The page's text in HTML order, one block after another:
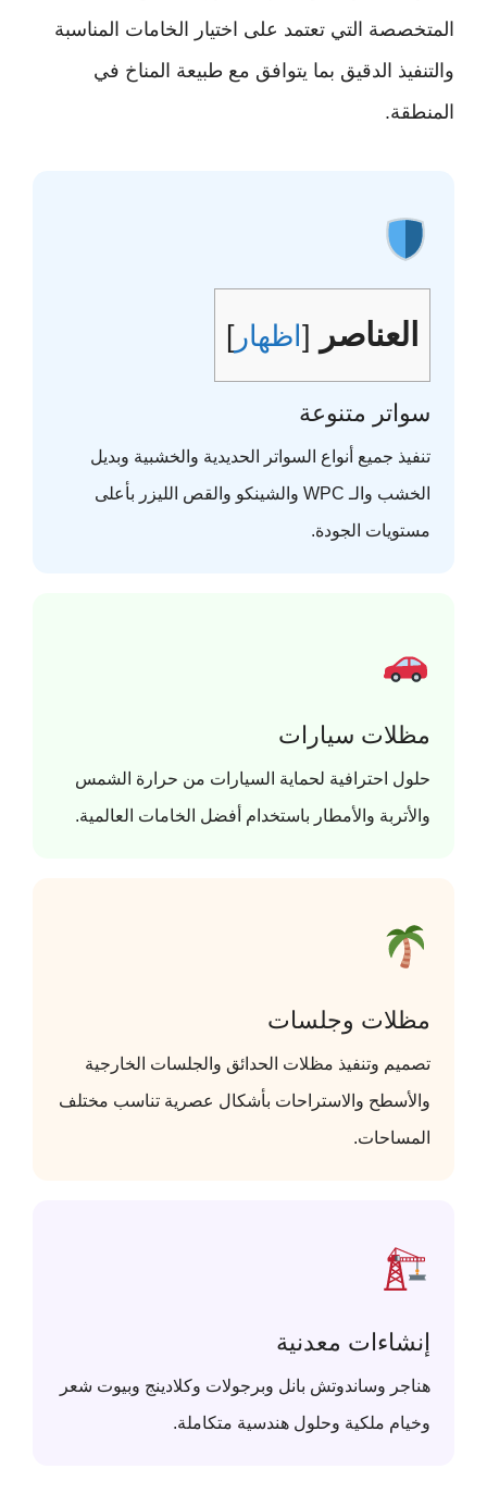
المتخصصة التي تعتمد على اختيار الخامات المناسبة
والتنفيذ الدقيق بما يتوافق مع طبيعة المناخ في
المنطقة.
العناصر [ اظهار ]
سواتر متنوعة
تنفيذ جميع أنواع السواتر الحديدية والخشبية وبديل
الخشب والـ WPC والشينكو والقص الليزر بأعلى
مستويات الجودة.
مظلات سيارات
حلول احترافية لحماية السيارات من حرارة الشمس
والأتربة والأمطار باستخدام أفضل الخامات العالمية.
مظلات وجلسات
تصميم وتنفيذ مظلات الحدائق والجلسات الخارجية
والأسطح والاستراحات بأشكال عصرية تناسب مختلف
المساحات.
إنشاءات معدنية
هناجر وساندوتش بانل وبرجولات وكلادينج وبيوت شعر
وخيام ملكية وحلول هندسية متكاملة.